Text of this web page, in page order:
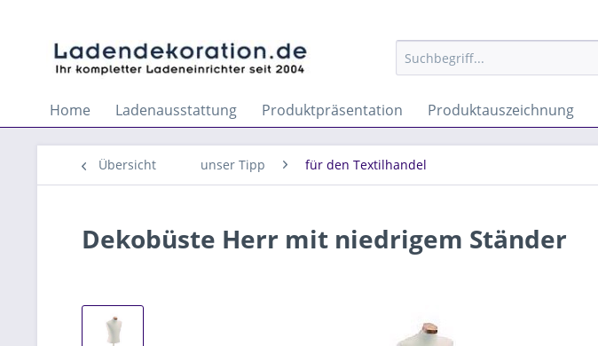
Home Ladenausstattung Produktpräsentation Produktauszeichnung
Übersicht unser Tipp für den Textilhandel
Dekobüste Herr mit niedrigem Ständer